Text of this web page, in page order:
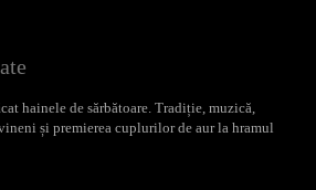
hainele de sărbătoare. Tradiție, muzică,
și premierea cuplurilor de aur la hramul